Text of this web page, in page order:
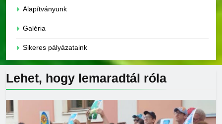
Alapítványunk
Galéria
Sikeres pályázataink
Lehet, hogy lemaradtál róla